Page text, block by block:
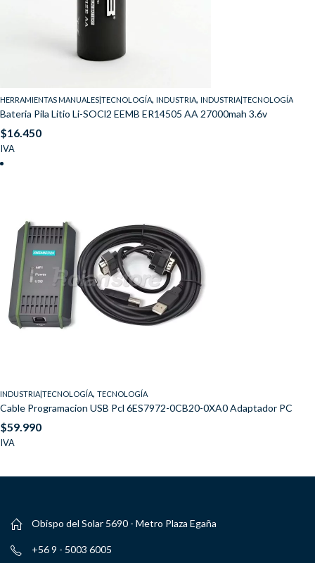
HERRAMIENTAS MANUALES|TECNOLOGÍA, INDUSTRIA, INDUSTRIA|TECNOLOGÍA
Bateria Pila Litio Li-SOCl2 EEMB ER14505 AA 27000mah 3.6v
$16.450
IVA
INDUSTRIA|TECNOLOGÍA, TECNOLOGÍA
Cable Programacion USB Pcl 6ES7972-0CB20-0XA0 Adaptador PC
$59.990
IVA
Obispo del Solar 5690 - Metro Plaza Egaña
+56 9 - 5003 6005